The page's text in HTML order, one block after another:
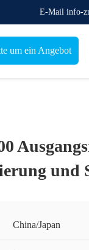
E-Mail info-
um ein Angebot
und
China/Japan